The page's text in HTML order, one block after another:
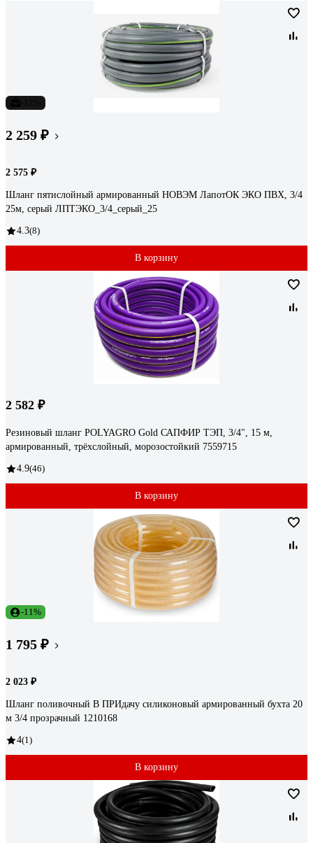
2 259 ₽
2 575 ₽
Шланг пятислойный армированный НОВЭМ ЛапотОК ЭКО ПВХ, 3/4
25м, серый ЛПТЭКО_3/4_серый_25
4.3(8)
В корзину
2 582 ₽
Резиновый шланг POLYAGRO Gold САПФИР ТЭП, 3/4", 15 м,
армированный, трёхслойный, морозостойкий 7559715
4.9(46)
В корзину
-11%
1 795 ₽
2 023 ₽
Шланг поливочный В ПРИдачу силиконовый армированный бухта 20
м 3/4 прозрачный 1210168
4(1)
В корзину